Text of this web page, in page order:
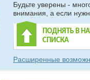
Будьте уверены -
внимания, а если
ПОДНЯТЬ В
СПИСКА
Расширенные